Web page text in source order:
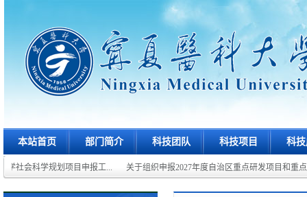
本站首页 部门简介 科技团队 科技项目 科
社会科学规划项目申报工... 关于组织申报2027年度自治区重点研发项目和重点